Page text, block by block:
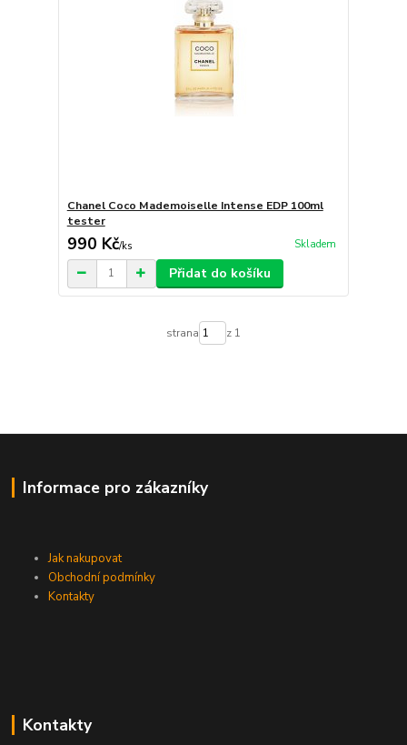
Chanel Coco Mademoiselle Intense EDP 100ml
tester
990 Kč/ks Skladem
Přidat do košíku
strana z 1
Informace pro zákazníky
Jak nakupovat
Obchodní podmínky
Kontakty
Kontakty